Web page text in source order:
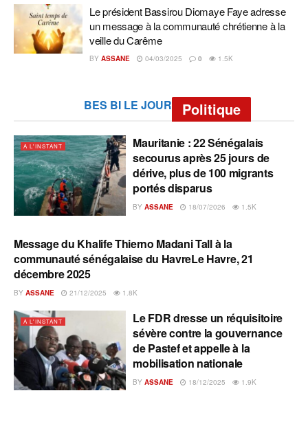
Le président Bassirou Diomaye Faye adresse
un message à la communauté chrétienne à la
veille du Carême
BY ASSANE 04/03/2025 0 1.5K
BES BI LE JOUR Politique
A L'INSTANT
Mauritanie : 22 Sénégalais
secourus après 25 jours de
dérive, plus de 100 migrants
portés disparus
BY ASSANE 18/07/2026 1.5K
A L'INSTANT
Message du Khalife Thierno Madani Tall à la
communauté sénégalaise du HavreLe Havre, 21
décembre 2025
BY ASSANE 21/12/2025 1.8K
A L'INSTANT
Le FDR dresse un réquisitoire
sévère contre la gouvernance
de Pastef et appelle à la
mobilisation nationale
BY ASSANE 18/12/2025 1.9K